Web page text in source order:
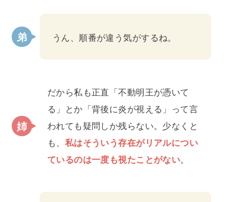
うん、順番が違う気がするね。
だから私も正直「不動明王が憑いて
る」とか「背後に炎が視える」って言
われても疑問しか残らない。少なくと
も、 私はそういう存在がリアルについ
ているのは一度も視たことがない。